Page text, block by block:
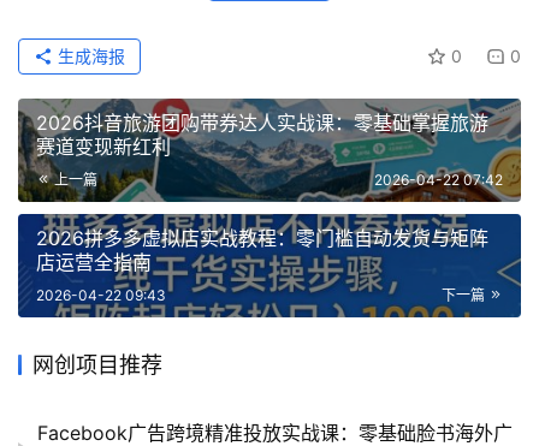
0 0
生成海报
2026抖音旅游团购带券达人实战课：零基础掌握旅游
赛道变现新红利
上一篇 2026-04-22 07:42
2026拼多多虚拟店实战教程：零门槛自动发货与矩阵
店运营全指南
下一篇
2026-04-22 09:43
网创项目推荐
Facebook广告跨境精准投放实战课：零基础脸书海外广